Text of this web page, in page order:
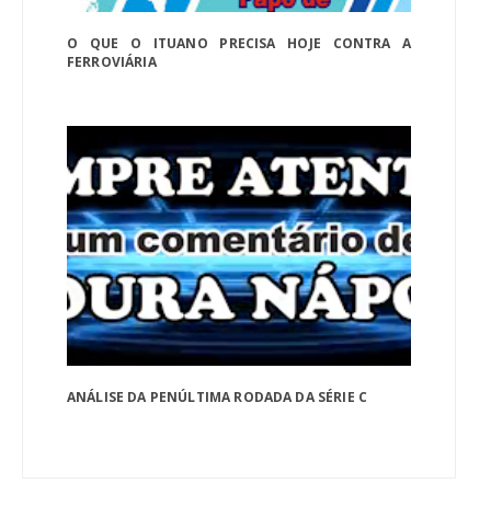
O QUE O ITUANO PRECISA HOJE CONTRA A
FERROVIÁRIA
ANÁLISE DA PENÚLTIMA RODADA DA SÉRIE C